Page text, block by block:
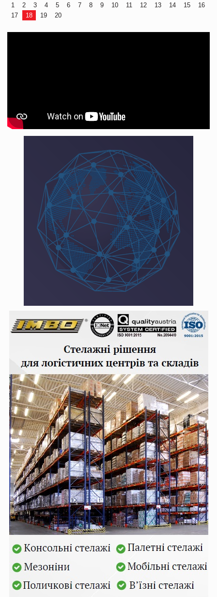
1 2 3 4 5 6 7 8 9 10 11 12 13 14 15
16
17
18 19 20